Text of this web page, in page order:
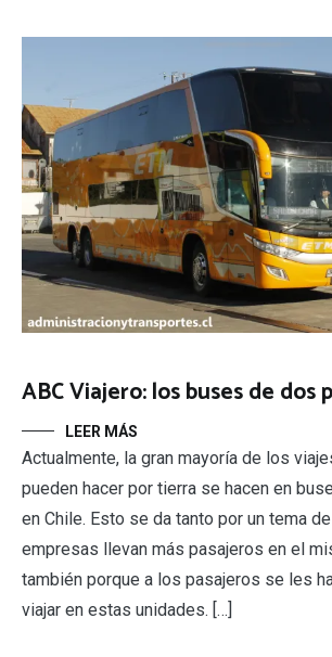
ABC Viajero: los buses de dos
LEER MÁS
Actualmente, la gran mayoría de los
pueden hacer por tierra se hacen en
en Chile. Esto se da tanto por un tema
empresas llevan más pasajeros en el
también porque a los pasajeros se les
viajar en estas unidades. […]